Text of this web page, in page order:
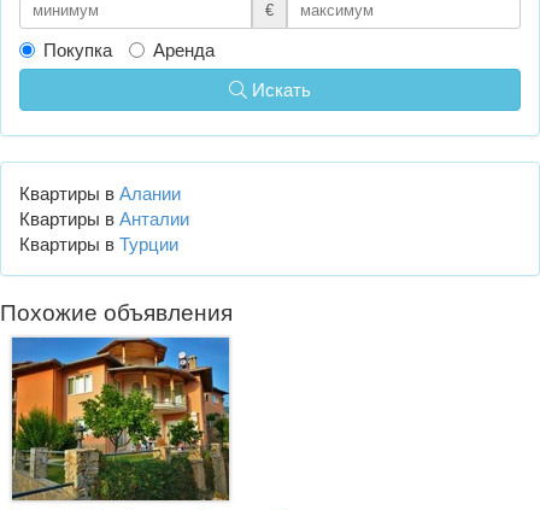
€
Покупка
Аренда
Искать
Квартиры в Алании
Квартиры в Анталии
Квартиры в Турции
Похожие объявления